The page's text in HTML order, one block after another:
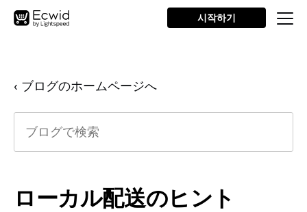
시작하기
‹ ブログのホームページへ
ローカル配送のヒント